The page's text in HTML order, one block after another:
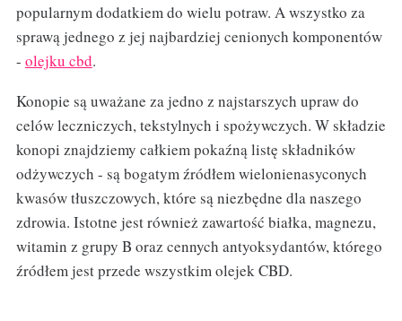
popularnym dodatkiem do wielu potraw. A wszystko za
sprawą jednego z jej najbardziej cenionych komponentów
- olejku cbd.
Konopie są uważane za jedno z najstarszych upraw do
celów leczniczych, tekstylnych i spożywczych. W składzie
konopi znajdziemy całkiem pokaźną listę składników
odżywczych - są bogatym źródłem wielonienasyconych
kwasów tłuszczowych, które są niezbędne dla naszego
zdrowia. Istotne jest również zawartość białka, magnezu,
witamin z grupy B oraz cennych antyoksydantów, którego
źródłem jest przede wszystkim olejek CBD.